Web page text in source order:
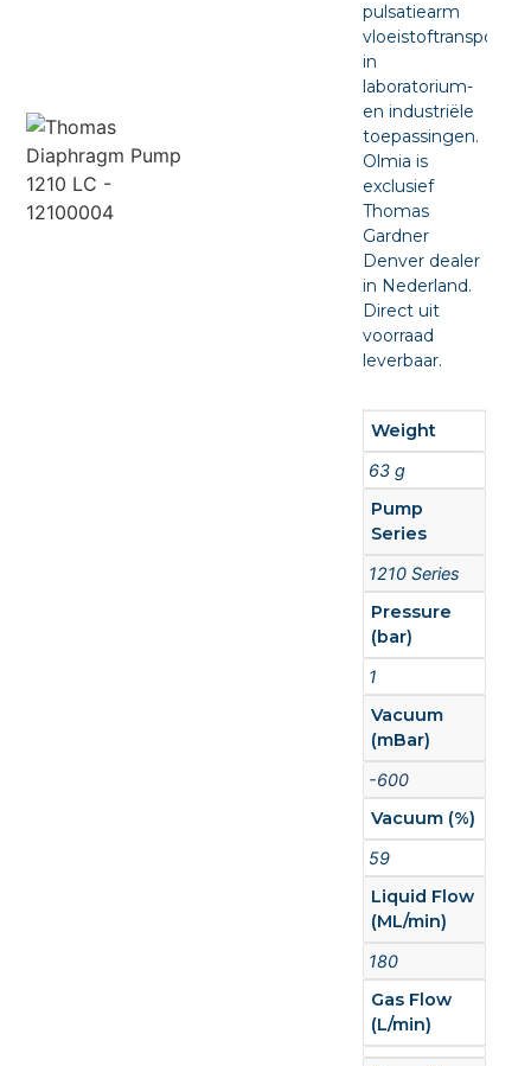
pulsatiearm
vloeistoftransport
in
laboratorium-
en industriële
toepassingen.
Olmia is
exclusief
Thomas
Gardner
Denver dealer
in Nederland.
Direct uit
voorraad
leverbaar.
Weight
63 g
Pump
Series
1210 Series
Pressure
(bar)
1
Vacuum
(mBar)
-600
Vacuum (%)
59
Liquid Flow
(ML/min)
180
Gas Flow
(L/min)